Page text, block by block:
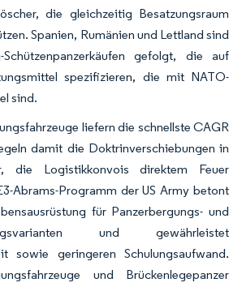
die gleichzeitig Besatzungsraum
Spanien, Rumänien und Lettland sind
Schützenpanzerkäufen gefolgt, die auf
spezifizieren, die mit NATO-
sind.
liefern die schnellste CAGR
damit die Doktrinverschiebungen in
die Logistikkonvois direktem Feuer
Abrams-Programm der US Army betont
für Panzerbergungs- und
und gewährleistet
sowie geringeren Schulungsaufwand.
und Brückenlegepanzer